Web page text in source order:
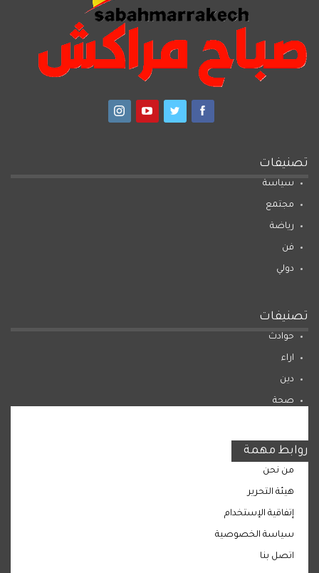
تصنيفات
سياسة
مجتمع
رياضة
فن
دولي
تصنيفات
حوادث
اراء
دين
صحة
روابط مهمة
من نحن
هيئة التحرير
إتفاقية الإستخدام
سياسة الخصوصية
اتصل بنا